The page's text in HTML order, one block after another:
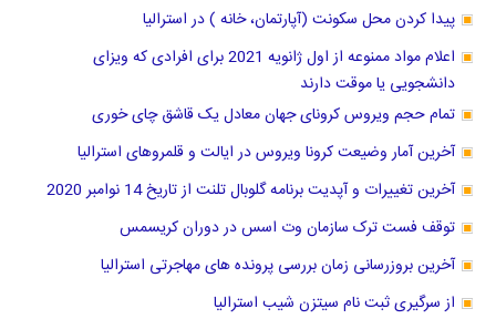
پیدا کردن محل سکونت (آپارتمان، خانه ) در استرالیا
اعلام مواد ممنوعه از اول ژانویه 2021 برای افرادی که ویزای
دانشجویی یا موقت دارند
تمام حجم ویروس کرونای جهان معادل یک قاشق چای خوری
آخرین آمار وضیعت کرونا ویروس در ایالت و قلمروهای استرالیا
آخرین تغییرات و آپدیت برنامه گلوبال تلنت از تاریخ 14 نوامبر 2020
توقف فست ترک سازمان وت اسس در دوران کریسمس
آخرین بروزرسانی زمان بررسی پرونده های مهاجرتی استرالیا
از سرگیری ثبت نام سیتزن شیب استرالیا